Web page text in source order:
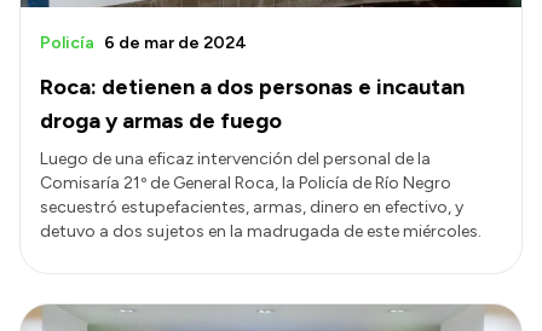
Roca: detienen a dos personas e incautan
droga y armas de fuego
Policía 6 de mar de 2024
Luego de una eficaz intervención del personal de la
Comisaría 21º de General Roca, la Policía de Río Negro
secuestró estupefacientes, armas, dinero en efectivo, y
detuvo a dos sujetos en la madrugada de este miércoles.